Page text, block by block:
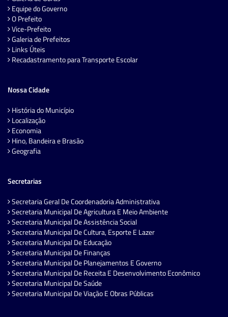
Equipe do Governo
O Prefeito
Vice-Prefeito
Galeria de Prefeitos
Links Úteis
Recadastramento para Transporte Escolar
Nossa Cidade
História do Município
Localização
Economia
Hino, Bandeira e Brasão
Geografia
Secretarias
Secretaria Geral De Coordenadoria Administrativa
Secretaria Municipal De Agricultura E Meio Ambiente
Secretaria Municipal De Assistência Social
Secretaria Municipal De Cultura, Esporte E Lazer
Secretaria Municipal De Educação
Secretaria Municipal De Finanças
Secretaria Municipal De Planejamentos E Governo
Secretaria Municipal De Receita E Desenvolvimento Econômico
Secretaria Municipal De Saúde
Secretaria Municipal De Viação E Obras Públicas